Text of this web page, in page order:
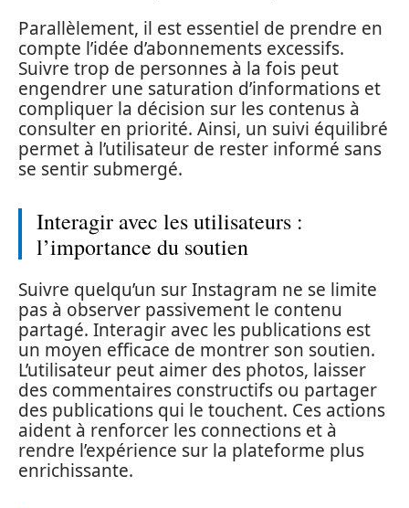
Parallèlement, il est essentiel de prendre en
compte l’idée d’abonnements excessifs.
Suivre trop de personnes à la fois peut
engendrer une saturation d’informations et
compliquer la décision sur les contenus à
consulter en priorité. Ainsi, un suivi équilibré
permet à l’utilisateur de rester informé sans
se sentir submergé.
Interagir avec les utilisateurs :
l’importance du soutien
Suivre quelqu’un sur Instagram ne se limite
pas à observer passivement le contenu
partagé. Interagir avec les publications est
un moyen efficace de montrer son soutien.
L’utilisateur peut aimer des photos, laisser
des commentaires constructifs ou partager
des publications qui le touchent. Ces actions
aident à renforcer les connections et à
rendre l’expérience sur la plateforme plus
enrichissante.